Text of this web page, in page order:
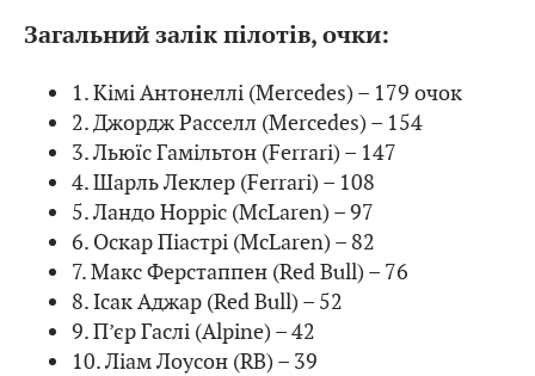
Загальний залік пілотів, очки:
1. Кімі Антонеллі (Mercedes) – 179 очок
2. Джордж Расселл (Mercedes) – 154
3. Льюїс Гамільтон (Ferrari) – 147
4. Шарль Леклер (Ferrari) – 108
5. Ландо Норріс (McLaren) – 97
6. Оскар Піастрі (McLaren) – 82
7. Макс Ферстаппен (Red Bull) – 76
8. Ісак Аджар (Red Bull) – 52
9. П’єр Гаслі (Alpine) – 42
10. Ліам Лоусон (RB) – 39